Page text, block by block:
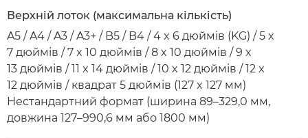
Верхній лоток (максимальна кількість)
A5 / A4 / A3 / A3+ / B5 / B4 / 4 x 6 дюймів (KG) / 5 x
7 дюймів / 7 x 10 дюймів / 8 x 10 дюймів / 9 x
13 дюймів / 11 x 14 дюймів / 10 x 12 дюймів / 12 x
12 дюймів / квадрат 5 дюймів (127 x 127 мм)
Нестандартний формат (ширина 89–329,0 мм,
довжина 127–990,6 мм або 1800 мм)